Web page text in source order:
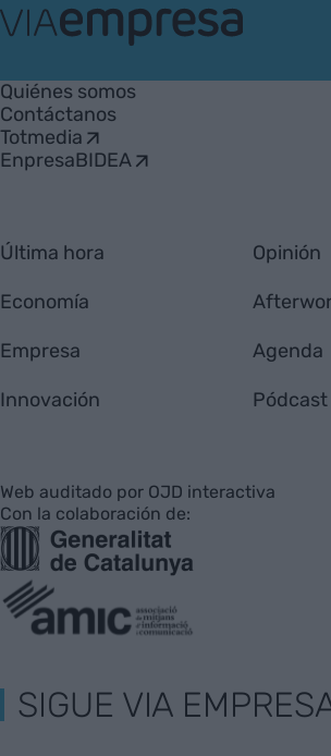
Empresa
Quiénes somos
Contáctanos
Totmedia
EnpresaBIDEA
Última hora
Economía
Empresa
Innovación
Opinión
Agenda
Pódcast
Web auditado por OJD interactiva
Con la colaboración de:
SIGUE VIA